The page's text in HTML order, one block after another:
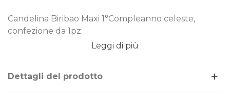
Candelina Biribao Maxi 1°Compleanno celeste,
confezione da 1pz.
Tema/Colore: Primo Compleanno
Confezione da: 1pz
Leggi di più
Dettagli del prodotto